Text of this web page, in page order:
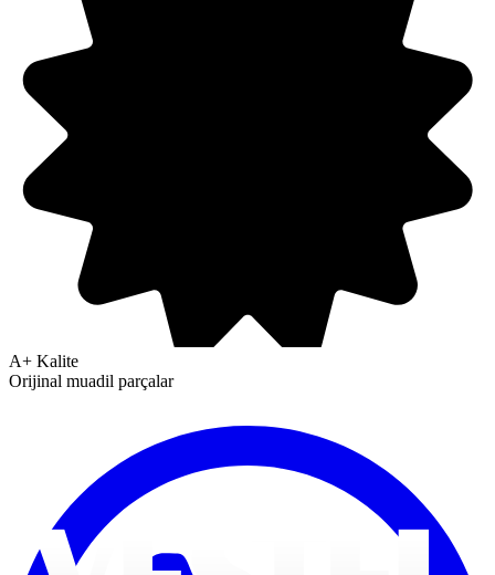
A+ Kalite
Orijinal muadil parçalar